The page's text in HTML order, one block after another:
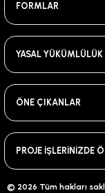
FORMLAR
YASAL YÜKÜMLÜLÜK
ÖNE ÇIKANLAR
PROJE İŞLERİNİZDE
© 2026 Tüm hakları